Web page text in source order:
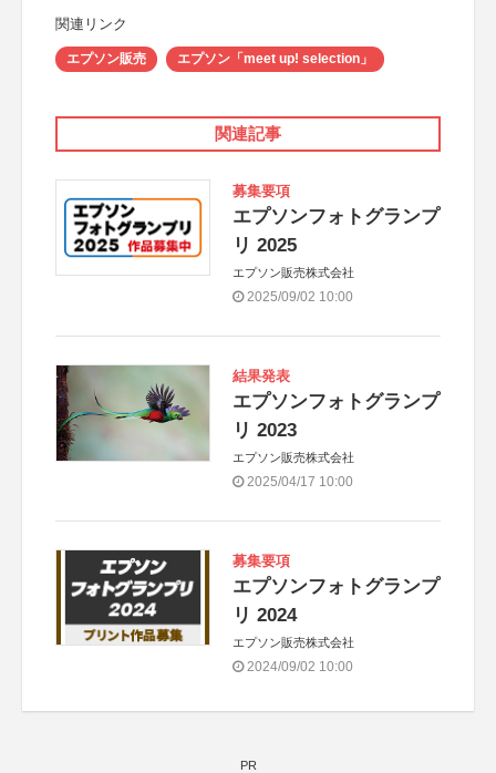
関連リンク
エプソン販売 エプソン「meet up! selection」
関連記事
募集要項
エプソンフォトグランプ
リ 2025
エプソン販売株式会社
2025/09/02 10:00
結果発表
エプソンフォトグランプ
リ 2023
エプソン販売株式会社
2025/04/17 10:00
募集要項
エプソンフォトグランプ
リ 2024
エプソン販売株式会社
2024/09/02 10:00
PR